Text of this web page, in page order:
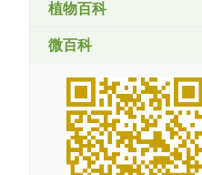
植物百科
微百科